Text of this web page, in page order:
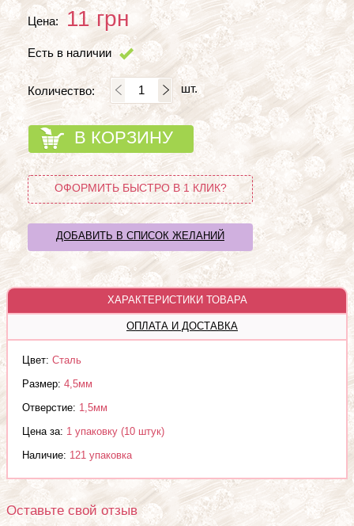
Цена: 11грн
Есть в наличии
Количество: шт.
В КОРЗИНУ
ОФОРМИТЬ БЫСТРО В 1 КЛИК?
ДОБАВИТЬ В СПИСОК ЖЕЛАНИЙ
ХАРАКТЕРИСТИКИ ТОВАРА
ОПЛАТА И ДОСТАВКА
Цвет: Сталь
Размер: 4,5мм
Отверстие: 1,5мм
Цена за: 1 упаковку (10 штук)
Наличие: 121 упаковка
Оставьте свой отзыв